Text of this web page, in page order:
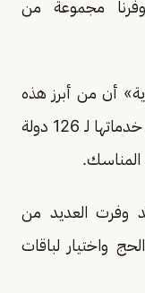
مجموعة من
أن من أبرز هذه
الخدمات منصة «نسك حج» التي تقدم خدماتها لـ 126 دولة
المناسك.
وفرت العديد من
واختيار لباقات